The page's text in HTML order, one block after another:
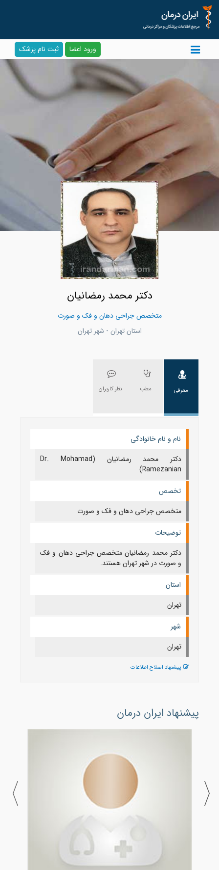
ورود اعضا ثبت نام پزشک
دکتر محمد رمضانیان
متخصص جراحی دهان و فک و صورت
استان تهران - شهر تهران
معرفی مطب نظر کاربران
نام و نام خانوادگی
دکتر محمد رمضانیان (Dr. Mohamad
Ramezanian)
تخصص
متخصص جراحی دهان و فک و صورت
توضیحات
دکتر محمد رمضانیان متخصص جراحی دهان و فک
و صورت در شهر تهران هستند.
استان
تهران
شهر
تهران
پیشنهاد اصلاح اطلاعات
پیشنهاد ایران درمان